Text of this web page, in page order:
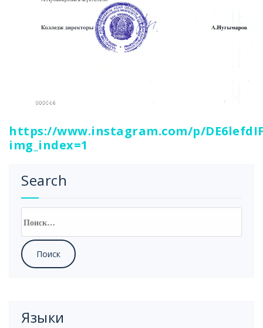
https://www.instagram.com/p/
img_index=1
Search
Языки